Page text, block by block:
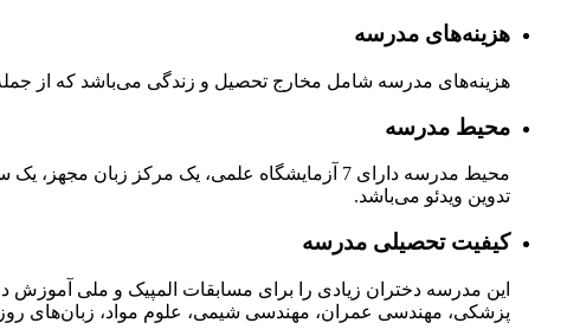
هزینه‌های مدرسه
هزینه‌های مدرسه شامل مخارج تحصیل و زندگی می‌باشد که از جمله
محیط مدرسه
تدوین ویدئو می‌باشد.
کیفیت تحصیلی مدرسه
پزشکی، مھندسی عمران، مهندسی شیمی، علوم مواد، زبان‌ھای